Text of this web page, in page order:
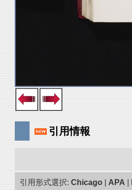
引用情報
引用形式選択: Chicago APA